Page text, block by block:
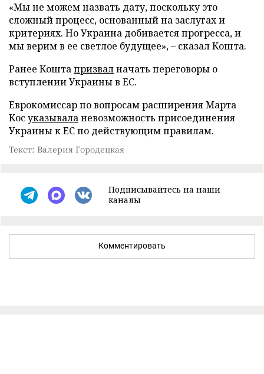
«Мы не можем назвать дату, поскольку это
сложный процесс, основанный на заслугах и
критериях. Но Украина добивается прогресса, и
мы верим в ее светлое будущее», – сказал Кошта.
Ранее Коштапризвалначать переговоры о
вступлении Украины в ЕС.
Еврокомиссар по вопросам расширения Марта
Косуказываланевозможность присоединения
Украины к ЕС по действующим правилам.
Текст: Валерия Городецкая
Подписывайтесь на наши
каналы
Комментировать